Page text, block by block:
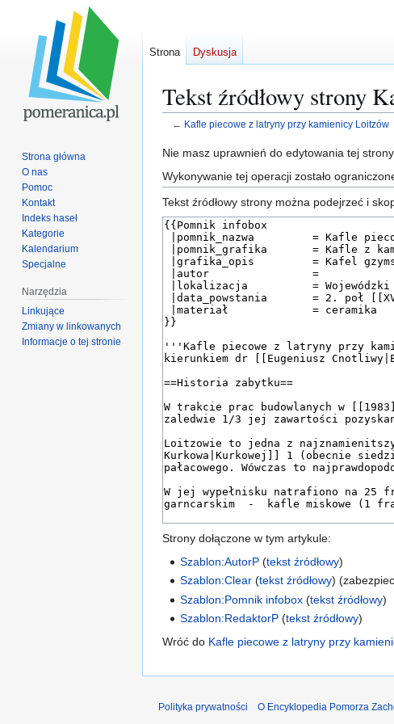
Tekst źródłowy strony
← Kafle piecowe z latryny przy kamienicy Loitzów
Przejdź
do
nawigacji
Przejdź
do
wyszukiwania
Nie masz uprawnień do edytowania tej
Wykonywanie tej operacji zostało
Tekst źródłowy strony można podejrzeć i
Strony dołączone w tym artykule:
Szablon:AutorP (tekst źródłowy)
Szablon:Clear (tekst źródłowy)
Szablon:Pomnik infobox (tekst źródłowy)
Szablon:RedaktorP (tekst źródłowy)
Wróć do Kafle piecowe z latryny przy
Strona Dyskusja
Strona główna
O nas
Pomoc
Kontakt
Indeks haseł
Kategorie
Kalendarium
Specjalne
Narzędzia
Linkujące
Zmiany w linkowanych
Informacje o tej stronie
Polityka prywatności O Encyklopedia Pomorza